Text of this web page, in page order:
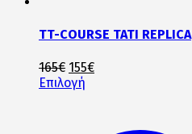
TT-COURSE TATI REPLICA
165€ Original
price
155€Η
Επιλογή